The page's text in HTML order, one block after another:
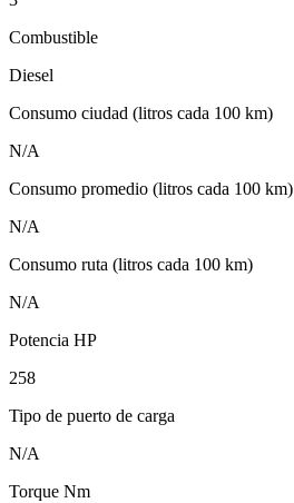
Combustible
Diesel
Consumo ciudad (litros cada 100 km)
N/A
Consumo promedio (litros cada 100 km)
N/A
Consumo ruta (litros cada 100 km)
N/A
Potencia HP
258
Tipo de puerto de carga
N/A
Torque Nm